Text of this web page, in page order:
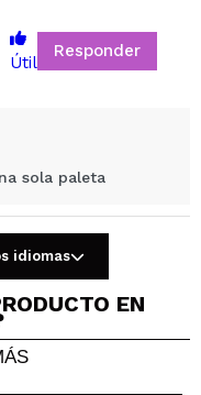
Si No
Útil
Responder
sola paleta
Útil
Responder
idiomas
EN